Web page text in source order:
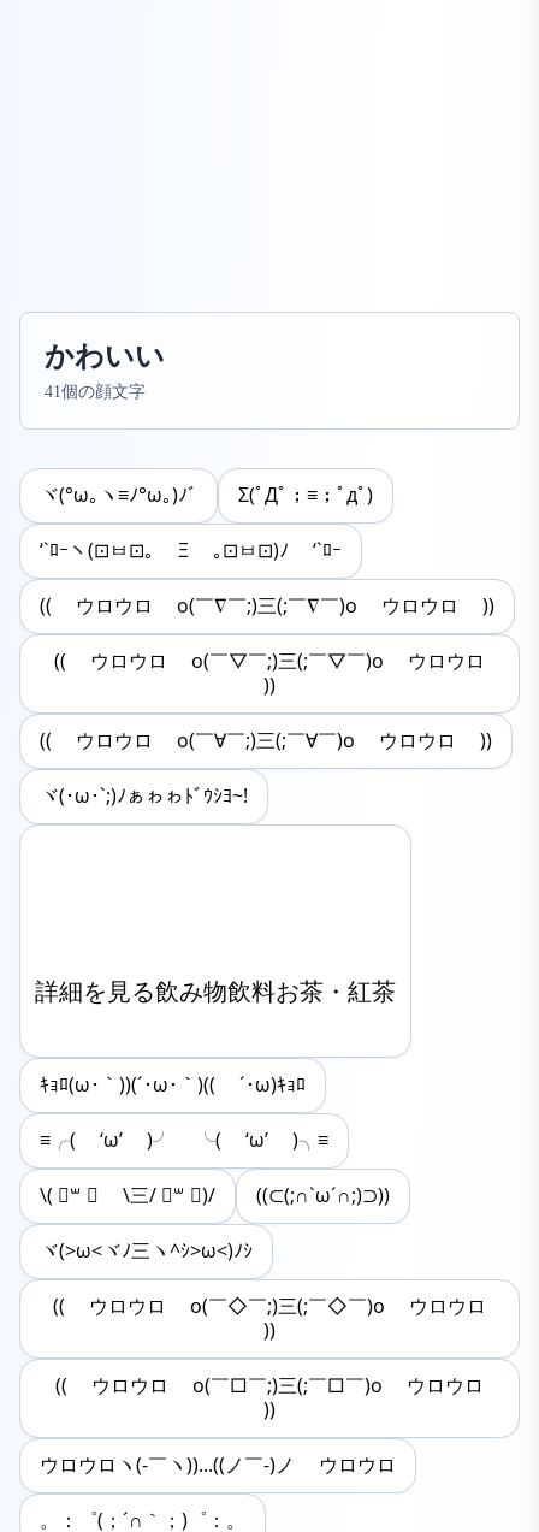
かわいい
41個の顔文字
ヾ(°ω｡ヽ≡ﾉ°ω｡)ﾉﾞ Σ(ﾟДﾟ；≡；ﾟдﾟ)
‘`ﾛｰヽ(⊡ㅂ⊡｡ Ξ ｡⊡ㅂ⊡)ﾉ ‘`ﾛｰ
(( ウロウロ o(￣∇￣;)三(;￣∇￣)o ウロウロ ))
(( ウロウロ o(￣▽￣;)三(;￣▽￣)o ウロウロ
))
(( ウロウロ o(￣∀￣;)三(;￣∀￣)o ウロウロ ))
ヾ(･ω･`;)ﾉぁゎゎﾄﾞｳｼﾖ~!
詳細を見る飲み物飲料お茶・紅茶
ｷｮﾛ(ω･｀))(´･ω･｀)(( ´･ω)ｷｮﾛ
≡╭( ‘ω’ )╯ ╰( ‘ω’ )╮≡
\( ॑꒳ ॑ \三/ ॑꒳ ॑)/ ((⊂(;∩`ω´∩;)⊃))
ヾ(>ω<ヾﾉ三ヽ^ｼ>ω<)ﾉｼ
(( ウロウロ o(￣◇￣;)三(;￣◇￣)o ウロウロ
))
(( ウロウロ o(￣□￣;)三(;￣□￣)o ウロウロ
))
ウロウロヽ(-￣ヽ))...((ノ￣-)ノ ウロウロ
。：゜(；´∩｀；)゜：。